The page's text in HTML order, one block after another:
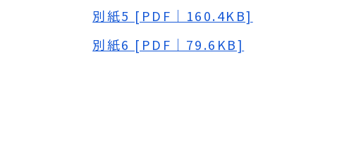
別紙5 [PDF｜160.4KB]
別紙6 [PDF｜79.6KB]